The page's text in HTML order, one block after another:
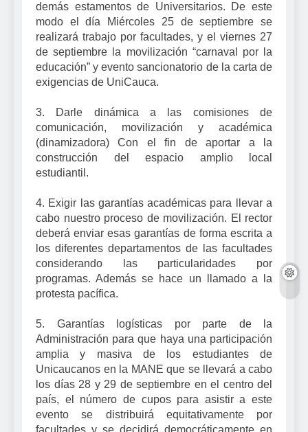
demás estamentos de Universitarios. De este
modo el día Miércoles 25 de septiembre se
realizará trabajo por facultades, y el viernes 27
de septiembre la movilización “carnaval por la
educación” y evento sancionatorio de la carta de
exigencias de UniCauca.
3. Darle dinámica a las comisiones de
comunicación, movilización y académica
(dinamizadora) Con el fin de aportar a la
construcción del espacio amplio local
estudiantil.
4. Exigir las garantías académicas para llevar a
cabo nuestro proceso de movilización. El rector
deberá enviar esas garantías de forma escrita a
los diferentes departamentos de las facultades
considerando las particularidades por
programas. Además se hace un llamado a la
protesta pacífica.
5. Garantías logísticas por parte de la
Administración para que haya una participación
amplia y masiva de los estudiantes de
Unicaucanos en la MANE que se llevará a cabo
los días 28 y 29 de septiembre en el centro del
país, el número de cupos para asistir a este
evento se distribuirá equitativamente por
facultades y se decidirá democráticamente en